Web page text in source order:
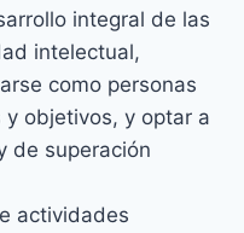
integral de las
intelectual,
como personas
objetivos, y optar a
de superación
actividades